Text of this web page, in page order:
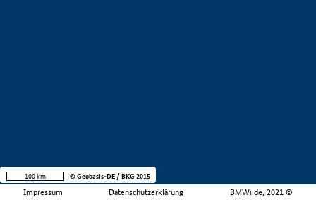
Impressum Datenschutzerklärung BMWi.de, 2021 ©
100 km © Geobasis-DE / BKG 2015